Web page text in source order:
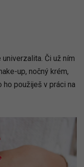
Či už ním
up, nočný krém,
použiješ v práci na